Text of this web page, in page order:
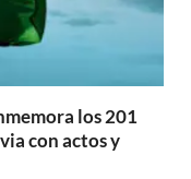
los 201
con actos y